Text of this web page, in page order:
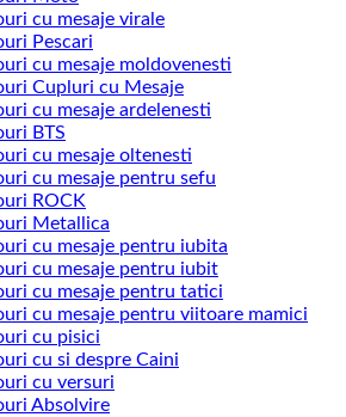
cu mesaje virale
Pescari
cu mesaje moldovenesti
Cupluri cu Mesaje
cu mesaje ardelenesti
BTS
cu mesaje oltenesti
cu mesaje pentru sefu
ROCK
Metallica
cu mesaje pentru iubita
cu mesaje pentru iubit
cu mesaje pentru tatici
cu mesaje pentru viitoare mamici
cu pisici
cu si despre Caini
cu versuri
Absolvire